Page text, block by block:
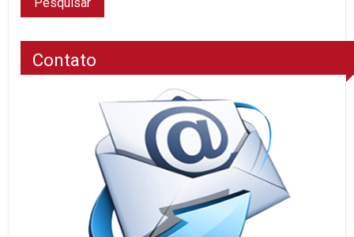
Contato